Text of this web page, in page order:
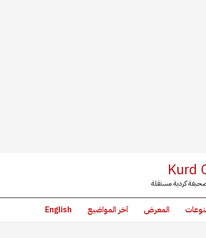
Kurd
كردية مستقلة
المعرض آخر المواضيع English